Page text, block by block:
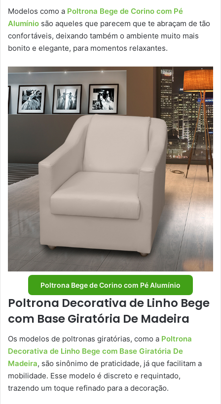
Modelos como a Poltrona Bege de Corino com Pé
Alumínio são aqueles que parecem que te abraçam de tão
confortáveis, deixando também o ambiente muito mais
bonito e elegante, para momentos relaxantes.
Poltrona Bege de Corino com Pé Alumínio
Poltrona Decorativa de Linho Bege
com Base Giratória De Madeira
Os modelos de poltronas giratórias, como a Poltrona
Decorativa de Linho Bege com Base Giratória De
Madeira, são sinônimo de praticidade, já que facilitam a
mobilidade. Esse modelo é discreto e requintado,
trazendo um toque refinado para a decoração.